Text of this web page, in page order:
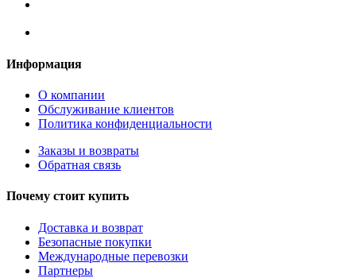
Информация
О компании
Обслуживание клиентов
Политика конфиденциальности
Заказы и возвраты
Обратная связь
Почему стоит купить
Доставка и возврат
Безопасные покупки
Международные перевозки
Партнеры